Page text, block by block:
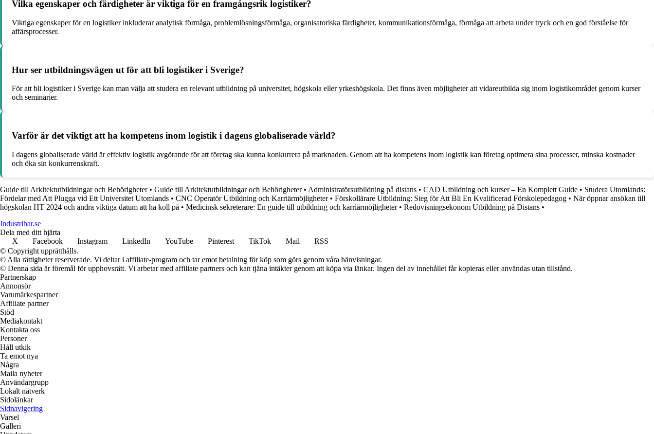
Vilka egenskaper och färdigheter är viktiga för en framgångsrik logistiker?
Viktiga egenskaper för en logistiker inkluderar analytisk förmåga, problemlösningsförmåga, organisatoriska färdigheter, kommunikationsförmåga, förmåga att arbeta under tryck och en god förståelse för
affärsprocesser.
Hur ser utbildningsvägen ut för att bli logistiker i Sverige?
För att bli logistiker i Sverige kan man välja att studera en relevant utbildning på universitet, högskola eller yrkeshögskola. Det finns även möjligheter att vidareutbilda sig inom logistikområdet genom kurser
och seminarier.
Varför är det viktigt att ha kompetens inom logistik i dagens globaliserade värld?
I dagens globaliserade värld är effektiv logistik avgörande för att företag ska kunna konkurrera på marknaden. Genom att ha kompetens inom logistik kan företag optimera sina processer, minska kostnader
och öka sin konkurrenskraft.
Guide till Arkitektutbildningar och Behörigheter• Guide till Arkitektutbildningar och Behörigheter• Administratörsutbildning på distans • CAD Utbildning och kurser – En Komplett Guide • Studera Utomlands:
Fördelar med Att Plugga vid Ett Universitet Utomlands • CNC Operatör Utbildning och Karriärmöjligheter• Förskollärare Utbildning: Steg för Att Bli En Kvalificerad Förskolepedagog • När öppnar ansökan till
högskolan HT 2024 och andra viktiga datum att ha koll på • Medicinsk sekreterare: En guide till utbildning och karriärmöjligheter• Redovisningsekonom Utbildning på Distans •
Industribar.se
Dela med ditt hjärta
X
Facebook Instagram LinkedIn YouTube Pinterest TikTok Mail
RSS
© Copyright upprätthålls.
© Alla rättigheter reserverade. Vi deltar i affiliate-program och tar emot betalning för köp som görs genom våra hänvisningar.
© Denna sida är föremål för upphovsrätt. Vi arbetar med affiliate partners och kan tjäna intäkter genom att köpa via länkar. Ingen del av innehållet får kopieras eller användas utan tillstånd.
Partnerskap
Annonsör
Varumärkespartner
Affiliate partner
Stöd
Mediakontakt
Kontakta oss
Personer
Håll utkik
Ta emot nya
Några
Maila nyheter
Användargrupp
Lokalt nätverk
Sidolänkar
Sidnavigering
Varsel
Galleri